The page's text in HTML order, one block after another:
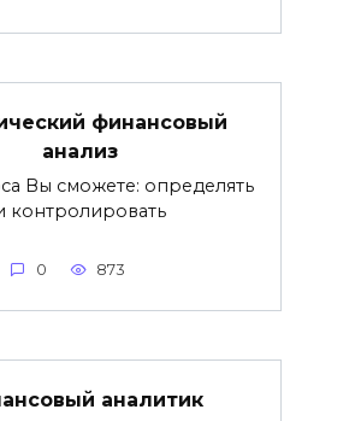
финансовый
анализ
Вы сможете: определять
контролировать
0 873
аналитик